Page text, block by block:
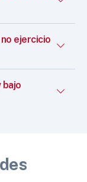
ejercicio
bajo